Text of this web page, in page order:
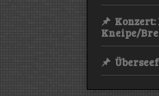
Kneipe/